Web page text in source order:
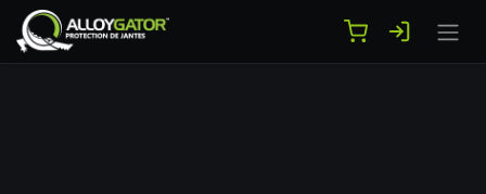
Se rendre au contenu